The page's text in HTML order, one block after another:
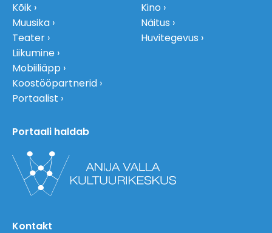
Kõik
Muusika
Teater
Liikumine
Kino
Näitus
Huvitegevus
Mobiiliäpp
Koostööpartnerid
Portaalist
Portaali haldab
Kontakt